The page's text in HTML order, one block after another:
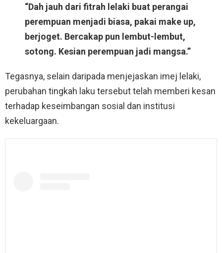
“Dah jauh dari fitrah lelaki buat perangai
perempuan menjadi biasa, pakai make up,
berjoget. Bercakap pun lembut-lembut,
sotong. Kesian perempuan jadi mangsa.”
Tegasnya, selain daripada menjejaskan imej lelaki,
perubahan tingkah laku tersebut telah memberi kesan
terhadap keseimbangan sosial dan institusi
kekeluargaan.